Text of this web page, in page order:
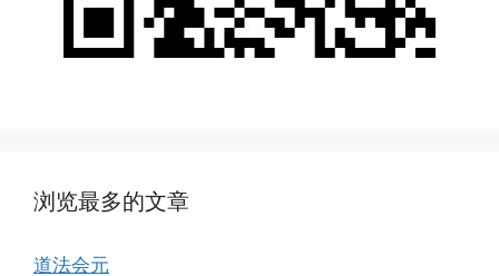
浏览最多的文章
道法会元